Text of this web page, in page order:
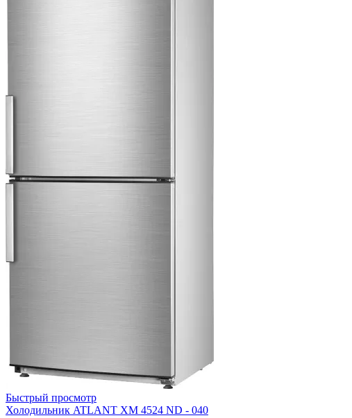
Быстрый просмотр
Холодильник ATLANT ХМ 4524 ND - 040